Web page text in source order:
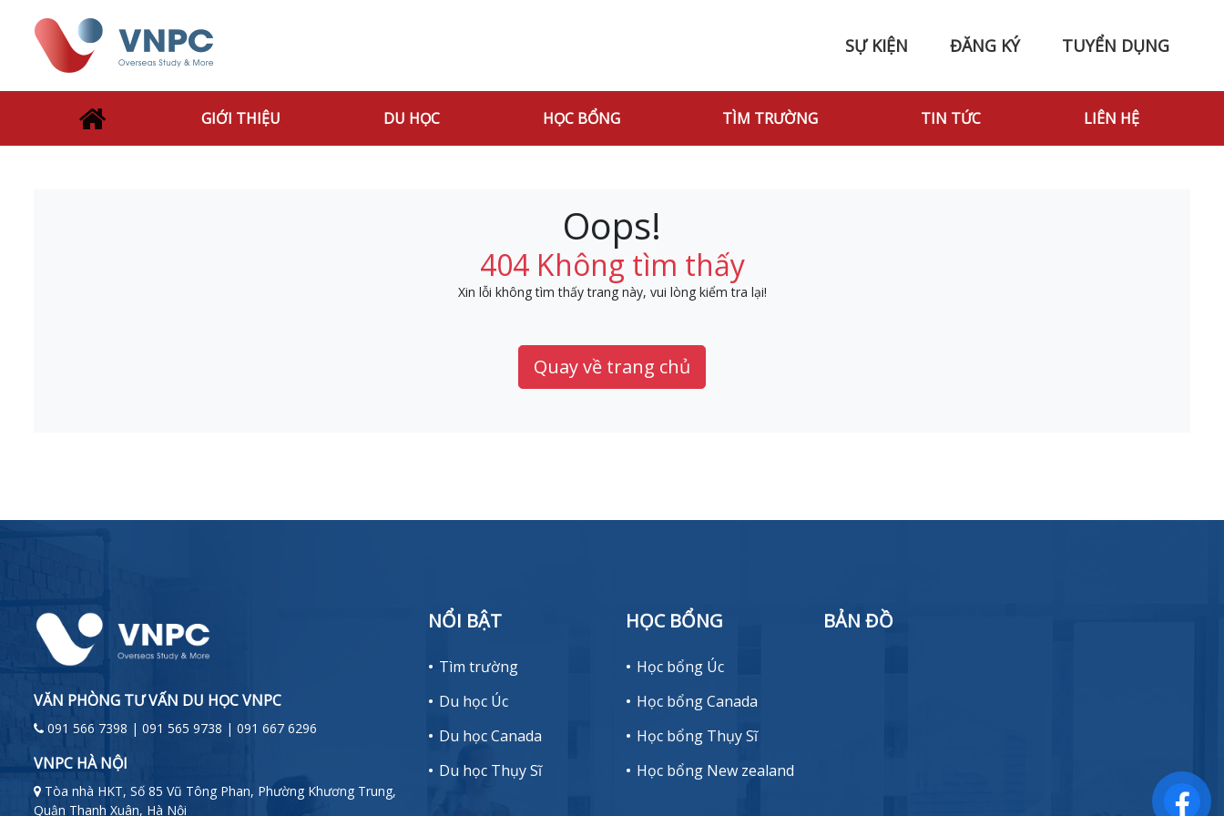
SỰ KIỆN ĐĂNG KÝ TUYỂN DỤNG
GIỚI THIỆU DU HỌC HỌC BỔNG TÌM TRƯỜNG TIN TỨC LIÊN HỆ
Oops!
404 Không tìm thấy
Xin lỗi không tìm thấy trang này, vui lòng kiểm tra lại!
Quay về trang chủ
VĂN PHÒNG TƯ VẤN DU HỌC VNPC
091 566 7398 | 091 565 9738 | 091 667 6296
VNPC HÀ NỘI
Tòa nhà HKT, Số 85 Vũ Tông Phan, Phường Khương Trung,
Quận Thanh Xuân, Hà Nội
NỔI BẬT
Tìm trường
Du học Úc
Du học Canada
Du học Thụy Sĩ
HỌC BỔNG
Học bổng Úc
Học bổng Canada
Học bổng Thụy Sĩ
Học bổng New zealand
BẢN ĐỒ